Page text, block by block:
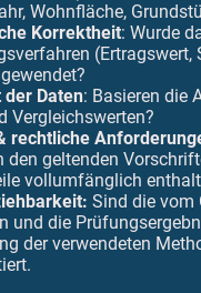
Wohnfläche,
Korrektheit: Wurde
(Ertragswert,
Daten: Basieren die
Vergleichswerten?
rechtliche
den geltenden
vollumfänglich
Sind die vom
und die
der verwendeten